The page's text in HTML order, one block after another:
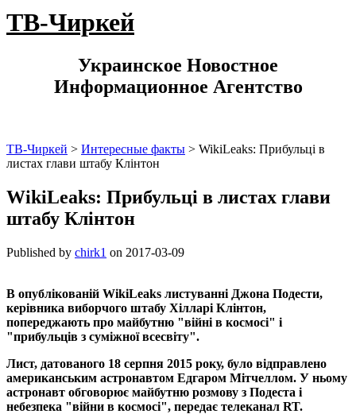
ТВ-Чиркей
Украинское Новостное
Информационное Агентство
ТВ-Чиркей > Интересные факты > WikiLeaks: Прибульці в
листах глави штабу Клінтон
WikiLeaks: Прибульці в листах глави
штабу Клінтон
Published by chirk1 on 2017-03-09
В опублікованій WikiLeaks листуванні Джона Подести,
керівника виборчого штабу Хілларі Клінтон,
попереджають про майбутню "війні в космосі" і
"прибульців з суміжної всесвіту".
Лист, датованого 18 серпня 2015 року, було відправлено
американським астронавтом Едгаром Мітчеллом. У ньому
астронавт обговорює майбутню розмову з Подеста і
небезпека "війни в космосі", передає телеканал RT.